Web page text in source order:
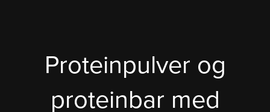
Proteinpulver og
proteinbar med